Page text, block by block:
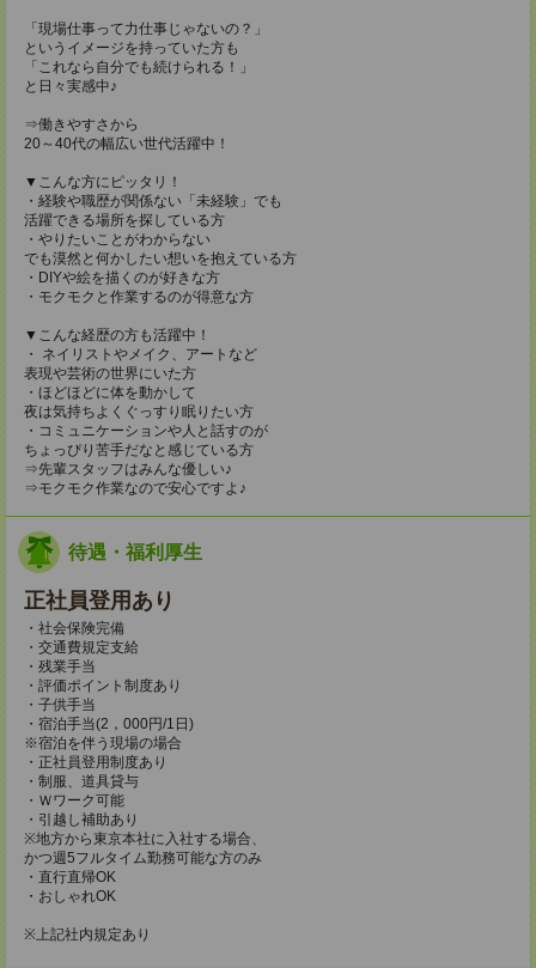
「現場仕事って力仕事じゃないの？」
というイメージを持っていた方も
「これなら自分でも続けられる！」
と日々実感中♪
⇒働きやすさから
20～40代の幅広い世代活躍中！
▼こんな方にピッタリ！
・経験や職歴が関係ない「未経験」でも
活躍できる場所を探している方
・やりたいことがわからない
でも漠然と何かしたい想いを抱えている方
・DIYや絵を描くのが好きな方
・モクモクと作業するのが得意な方
▼こんな経歴の方も活躍中！
・ ネイリストやメイク、アートなど
表現や芸術の世界にいた方
・ほどほどに体を動かして
夜は気持ちよくぐっすり眠りたい方
・コミュニケーションや人と話すのが
ちょっぴり苦手だなと感じている方
⇒先輩スタッフはみんな優しい♪
⇒モクモク作業なので安心ですよ♪
待遇・福利厚生
正社員登用あり
・社会保険完備
・交通費規定支給
・残業手当
・評価ポイント制度あり
・子供手当
・宿泊手当(2，000円/1日)
※宿泊を伴う現場の場合
・正社員登用制度あり
・制服、道具貸与
・Ｗワーク可能
・引越し補助あり
※地方から東京本社に入社する場合、
かつ週5フルタイム勤務可能な方のみ
・直行直帰OK
・おしゃれOK
※上記社内規定あり